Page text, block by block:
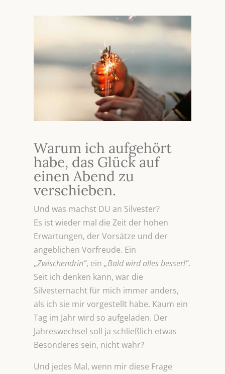
Warum ich aufgehört
habe, das Glück auf
einen Abend zu
verschieben.
Und was machst DU an Silvester?
Es ist wieder mal die Zeit der hohen
Erwartungen, der Vorsätze und der
angeblichen Vorfreude. Ein
„Zwischendrin“, ein„Bald wird alles besser!“.
Seit ich denken kann, war die
Silvesternacht für mich immer anders,
als ich sie mir vorgestellt habe. Kaum ein
Tag im Jahr wird so aufgeladen. Der
Jahreswechsel soll ja schließlich etwas
Besonderes sein, nicht wahr?
Und jedes Mal, wenn mir diese Frage